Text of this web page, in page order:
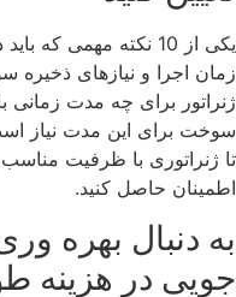
یکی از 10 نکته مهمی که
زمان اجرا و نیازهای
ژنراتور برای چه مدت زمانی
سوخت برای این مدت نیاز
تا ژنراتوری با ظرفیت
اطمینان حاصل کنید.
به دنبال بهره
‌جویی در هزینه